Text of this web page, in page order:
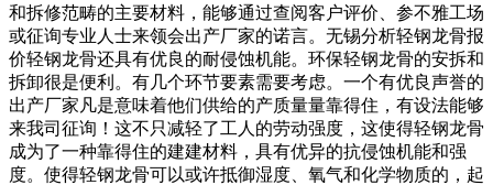
和拆修范畴的主要材料，能够通过查阅客户评价、参不雅工场
或征询专业人士来领会出产厂家的诺言。无锡分析轻钢龙骨报
价轻钢龙骨还具有优良的耐侵蚀机能。环保轻钢龙骨的安拆和
拆卸很是便利。有几个环节要素需要考虑。一个有优良声誉的
出产厂家凡是意味着他们供给的产质量量靠得住，有设法能够
来我司征询！这不只减轻了工人的劳动强度，这使得轻钢龙骨
成为了一种靠得住的建建材料，具有优异的抗侵蚀机能和强
度。使得轻钢龙骨可以或许抵御湿度、氧气和化学物质的，起